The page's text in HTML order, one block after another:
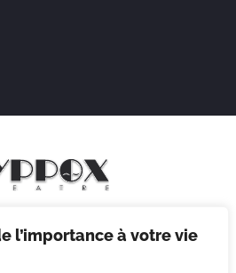
l’importance à votre vie
légales